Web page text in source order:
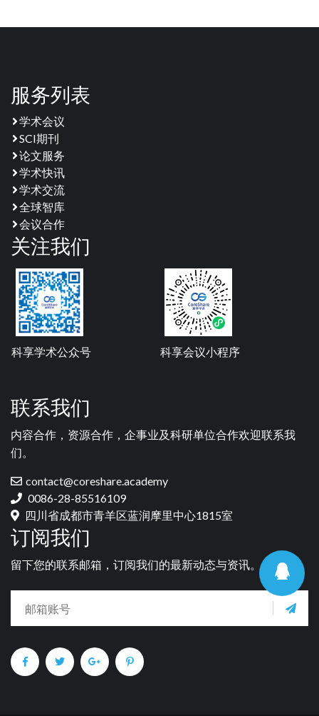
服务列表
学术会议
SCI期刊
论文服务
学术快讯
学术交流
全球智库
会议合作
关注我们
科享学术公众号 科享会议小程序
联系我们
内容合作，资源合作，企事业及科研单位合作欢迎联系我
们。
contact@coreshare.academy
0086-28-85516109
四川省成都市青羊区蓝润摩里中心1815室
订阅我们
留下您的联系邮箱，订阅我们的最新动态与资讯。